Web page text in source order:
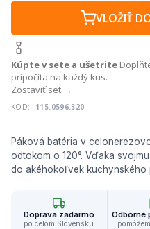
Páková batéria v
odtokom o 120°. Vďaka
do akéhokoľvek kuchynského
VLOŽIŤ
Kúpte v sete a ušetrite
pripočíta na každý kus.
Zostaviť set →
KÓD: 115.0596.320
Doprava zadarmo
po celom Slovensku
Odborné